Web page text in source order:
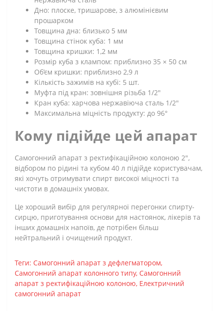
Дно: плоске, тришарове, з алюмінієвим
прошарком
Товщина дна: близько 5 мм
Товщина стінок куба: 1 мм
Товщина кришки: 1,2 мм
Розмір куба з клампом: приблизно 35 × 50 см
Об’єм кришки: приблизно 2,9 л
Кількість зажимів на кубі: 5 шт.
Муфта під кран: зовнішня різьба 1/2"
Кран куба: харчова нержавіюча сталь 1/2"
Максимальна міцність продукту: до 96°
Кому підійде цей апарат
Самогонний апарат з ректифікаційною колоною 2",
відбором по рідині та кубом 40 л підійде користувачам,
які хочуть отримувати спирт високої міцності та
чистоти в домашніх умовах.
Це хороший вибір для регулярної перегонки спирту-
сирцю, приготування основи для настоянок, лікерів та
інших домашніх напоїв, де потрібен більш
нейтральний і очищений продукт.
Теги: Самогонний апарат з дефлегматором,
Самогонний апарат колонного типу, Самогонний
апарат з ректифікаційною колоною, Електричний
самогонний апарат